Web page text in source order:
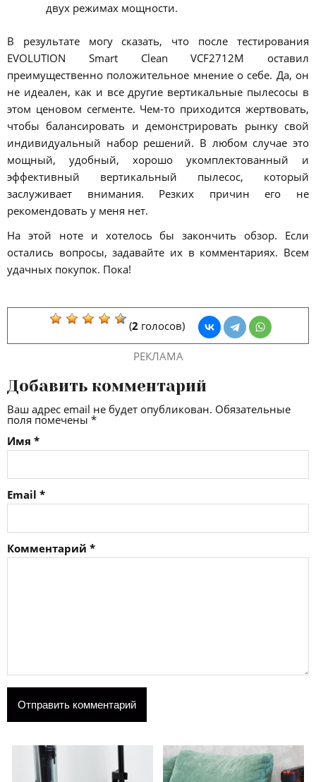
двух режимах мощности.
В результате могу сказать, что после тестирования
EVOLUTION Smart Clean VCF2712M оставил
преимущественно положительное мнение о себе. Да, он
не идеален, как и все другие вертикальные пылесосы в
этом ценовом сегменте. Чем-то приходится жертвовать,
чтобы балансировать и демонстрировать рынку свой
индивидуальный набор решений. В любом случае это
мощный, удобный, хорошо укомплектованный и
эффективный вертикальный пылесос, который
заслуживает внимания. Резких причин его не
рекомендовать у меня нет.
На этой ноте и хотелось бы закончить обзор. Если
остались вопросы, задавайте их в комментариях. Всем
удачных покупок. Пока!
(2 голосов)
РЕКЛАМА
Добавить комментарий
Ваш адрес email не будет опубликован. Обязательные
поля помечены *
Имя *
Email *
Комментарий *